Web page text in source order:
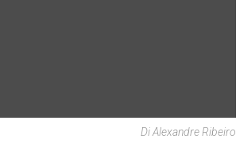
Di Alexandre Ribeiro